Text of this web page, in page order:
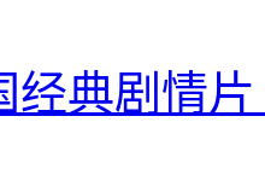
经典剧情